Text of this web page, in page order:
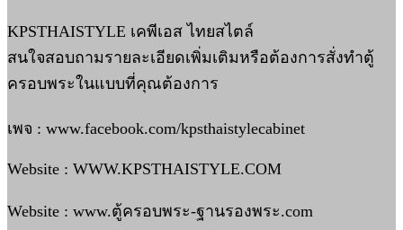
KPSTHAISTYLE เคพีเอส ไทยสไตล์
สนใจสอบถามรายละเอียดเพิ่มเติมหรือต้องการสั่งทำตู้
ครอบพระในแบบที่คุณต้องการ
เพจ : www.facebook.com/kpsthaistylecabinet
Website : WWW.KPSTHAISTYLE.COM
Website : www.ตู้ครอบพระ-ฐานรองพระ.com